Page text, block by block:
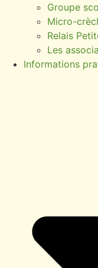
Groupe
Micro-
Relais
Les
Informations